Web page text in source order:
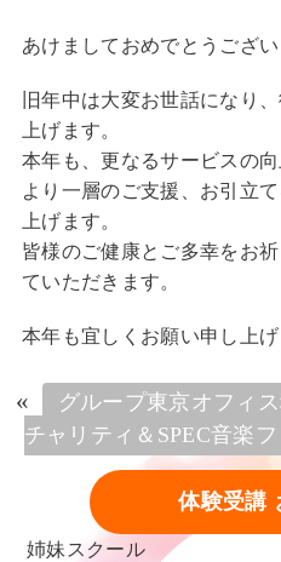
あけましておめでとうござい
旧年中は大変お世話になり
上げます。
本年も、更なるサービスの
より一層のご支援、お引立
上げます。
皆様のご健康とご多幸をお
ていただきます。
本年も宜しくお願い申し上げ
« グループ東京オフィ
チャリティ＆SPEC音楽
体験受講
姉妹スクール